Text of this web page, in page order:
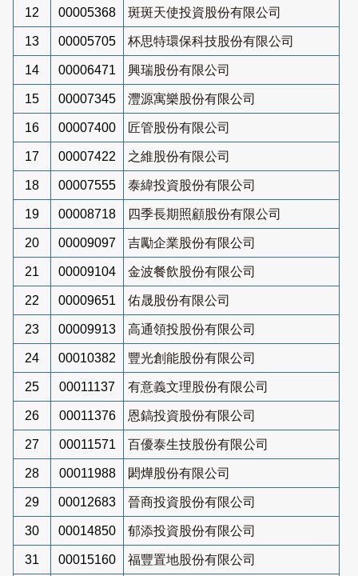
12 00005368 斑斑天使投資股份有限公司
13 00005705 杯思特環保科技股份有限公司
14 00006471 興瑞股份有限公司
15 00007345 灃源寓樂股份有限公司
16 00007400 匠管股份有限公司
17 00007422 之維股份有限公司
18 00007555 泰緯投資股份有限公司
19 00008718 四季長期照顧股份有限公司
20 00009097 吉勵企業股份有限公司
21 00009104 金波餐飲股份有限公司
22 00009651 佑晟股份有限公司
23 00009913 高通領投股份有限公司
24 00010382 豐光創能股份有限公司
25 00011137 有意義文理股份有限公司
26 00011376 恩鎬投資股份有限公司
27 00011571 百優泰生技股份有限公司
28 00011988 閎燁股份有限公司
29 00012683 晉商投資股份有限公司
30 00014850 郁添投資股份有限公司
31 00015160 福豐置地股份有限公司